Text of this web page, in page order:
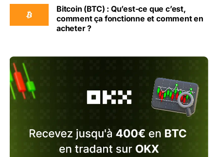
Bitcoin (BTC) : Qu’est-ce que c’est,
comment ça fonctionne et comment en
acheter ?